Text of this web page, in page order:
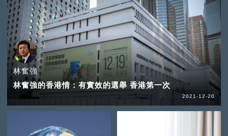
林奮強
林奮強的香港情：有實效的選舉 香港第一次
2021-12-20